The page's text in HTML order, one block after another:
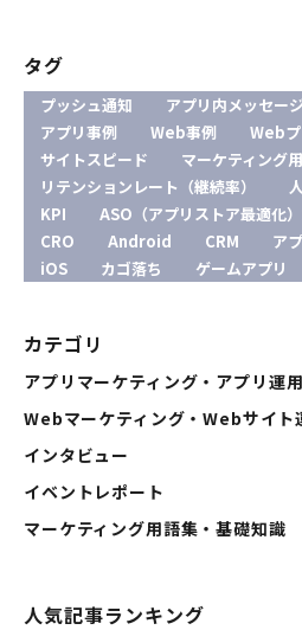
タグ
プッシュ通知 アプリ内メッセージ
アプリ事例
Web事例
Web
サイトスピード
マーケティング
リテンションレート（継続率）
KPI
ASO（アプリストア最適化
CRO
Android CRM ア
iOS
カゴ落ち ゲームアプリ
カテゴリ
アプリマーケティング・アプリ運用
Webマーケティング・Webサイト
インタビュー
イベントレポート
マーケティング用語集・基礎知識
人気記事ランキング